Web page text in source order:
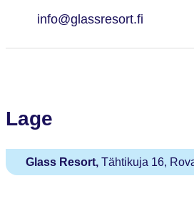
info@glassresort.fi
Lage
Glass Resort, Tähtikuja 16,